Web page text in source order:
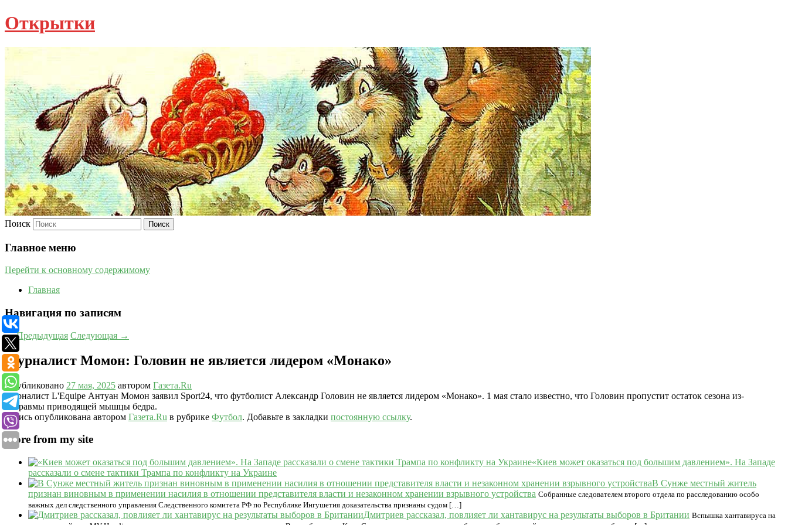
Открытки
Поиск
Главное меню
Перейти к основному содержимому
Главная
Навигация по записям
←Предыдущая Следующая →
Журналист Момон: Головин не является лидером «Монако»
Опубликовано 27 мая, 2025 автором Газета.Ru
Журналист L'Equipe Антуан Момон заявил Sport24, что футболист Александр Головин не является лидером «Монако». 1 мая стало известно, что Головин пропустит остаток сезона из-
за травмы приводящей мышцы бедра.
Запись опубликована автором Газета.Ru в рубрике Футбол. Добавьте в закладки постоянную ссылку.
More from my site
«Киев может оказаться под большим давлением». На Западе
рассказали о смене тактики Трампа по конфликту на Украине
В Сунже местный житель
признан виновным в применении насилия в отношении представителя власти и незаконном хранении взрывного устройства Собранные следователем второго отдела по расследованию особо
важных дел следственного управления Следственного комитета РФ по Республике Ингушетия доказательства признаны судом […]
Дмитриев рассказал, повлияет ли хантавирус на результаты выборов в Британии Вспышка хантавируса на